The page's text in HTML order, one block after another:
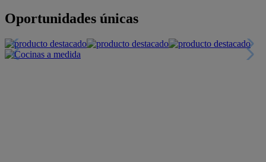
Oportunidades únicas